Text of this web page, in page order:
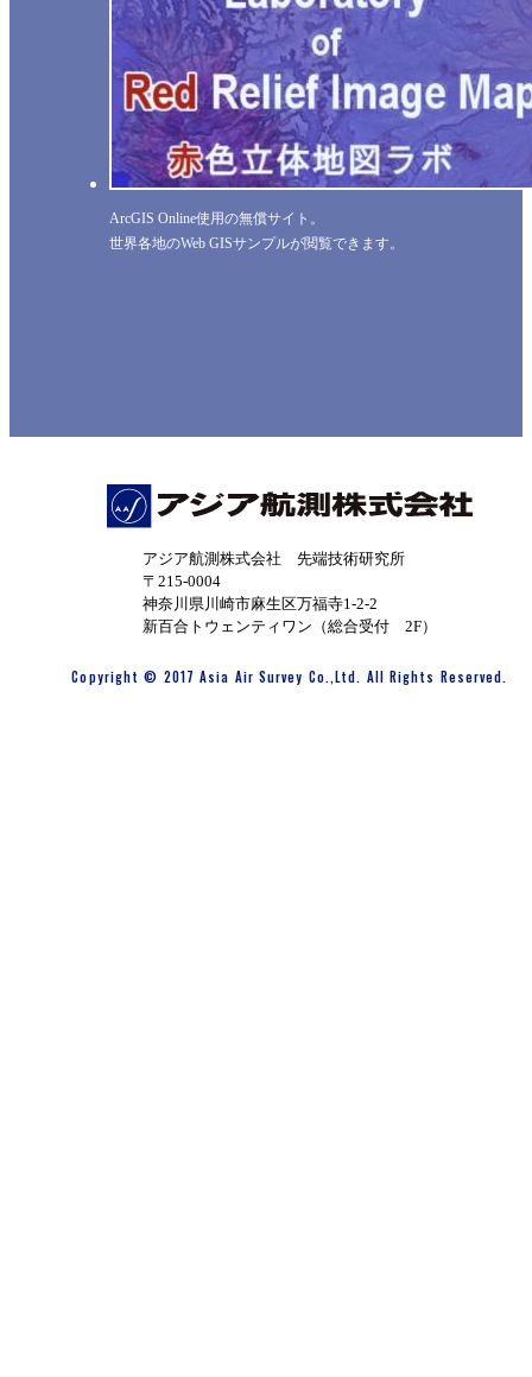
ArcGIS Online使用の無償サイト。
世界各地のWeb GISサンプルが閲覧できます。
アジア航測株式会社 先端技術研究所
〒215-0004
神奈川県川崎市麻生区万福寺1-2-2
新百合トウェンティワン（総合受付 2F）
Copyright © 2017 Asia Air Survey Co.,Ltd. All Rights Reserved.